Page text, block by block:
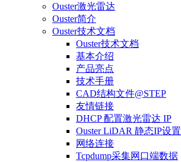
Ouster激光雷达
Ouster简介
Ouster技术文档
Ouster技术文档
基本介绍
产品亮点
技术手册
CAD结构文件@STEP
友情链接
DHCP 配置激光雷达 IP
Ouster LiDAR 静态IP设置
网络连接
Tcpdump采集网口端数据